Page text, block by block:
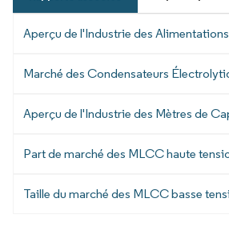
Aperçu de l'Industrie des
Marché des Condensateurs
Aperçu de l'Industrie des Mètres de
Part de marché des MLCC haute
Taille du marché des MLCC basse